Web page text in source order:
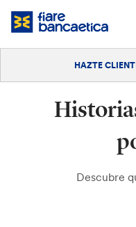
Saltar
Hazte cliente
HAZTE
Descubre